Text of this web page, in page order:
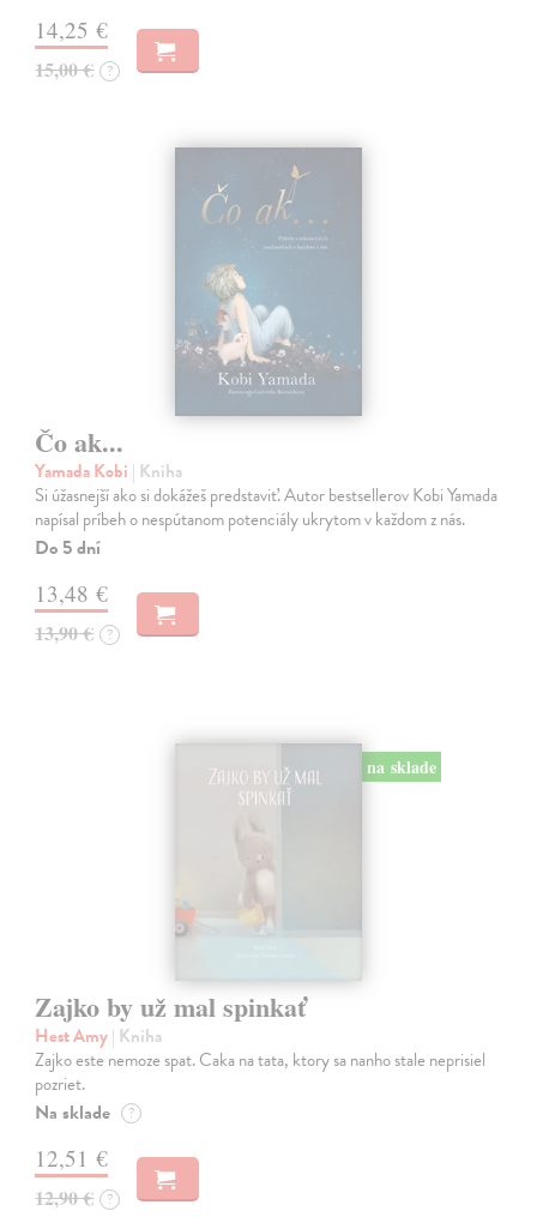
14,25 €
15,00 € ?
Čo ak...
Yamada Kobi | Kniha
Si úžasnejší ako si dokážeš predstaviť. Autor bestsellerov Kobi Yamada
napísal príbeh o nespútanom potenciály ukrytom v každom z nás.
Do 5 dní
13,48 €
13,90 € ?
na sklade
Zajko by už mal spinkať
Hest Amy| Kniha
Zajko este nemoze spat. Caka na tata, ktory sa nanho stale neprisiel
pozriet.
Na sklade ?
12,51 €
12,90 € ?